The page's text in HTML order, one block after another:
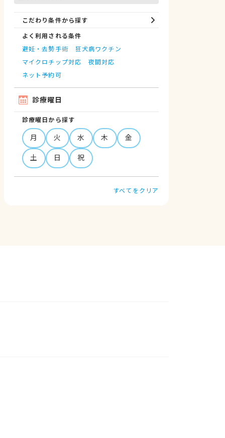
こだわり条件から探す
よく利用される条件
避妊・去勢手術
狂犬病ワクチン
マイクロチップ対応
夜間対応
ネット予約可
診療曜日
診療曜日から探す
月 火 水 木
金
土
日 祝
すべてをクリア